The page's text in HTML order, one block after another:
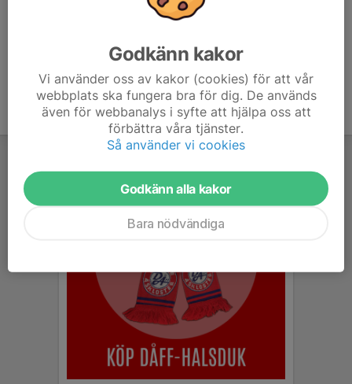
Godkänn kakor
Vi använder oss av kakor (cookies) för att vår
webbplats ska fungera bra för dig. De används
även för webbanalys i syfte att hjälpa oss att
förbättra våra tjänster.
Så använder vi cookies
Godkänn alla kakor
Bara nödvändiga